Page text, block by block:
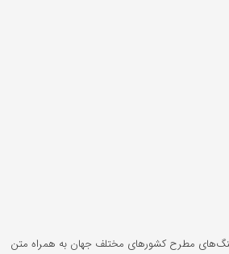
مطرح کشورهای مختلف جهان به همراه متن